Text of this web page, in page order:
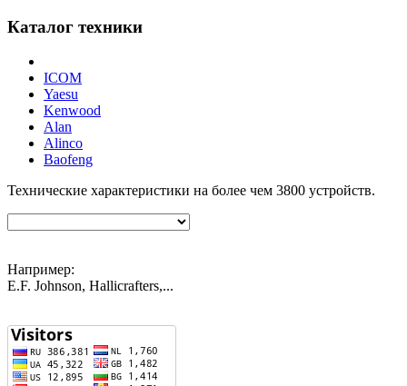
Каталог техники
ICOM
Yaesu
Kenwood
Alan
Alinco
Baofeng
Технические характеристики на более чем 3800 устройств.
Например:
E.F. Johnson, Hallicrafters,...